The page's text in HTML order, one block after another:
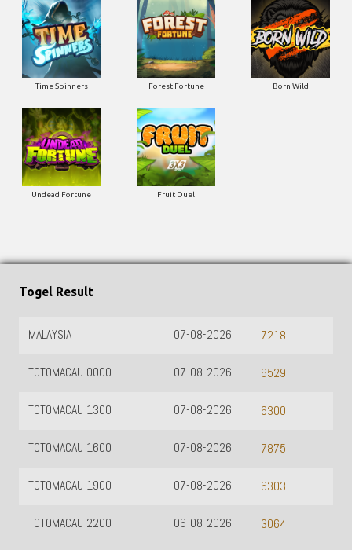
Time Spinners Forest Fortune Born Wild
Undead Fortune Fruit Duel
Togel Result
MALAYSIA 7218
07-08-2026
TOTOMACAU 0000 6529
07-08-2026
TOTOMACAU 1300 6300
07-08-2026
TOTOMACAU 1600 7875
07-08-2026
TOTOMACAU 1900 6303
07-08-2026
TOTOMACAU 2200 3064
06-08-2026